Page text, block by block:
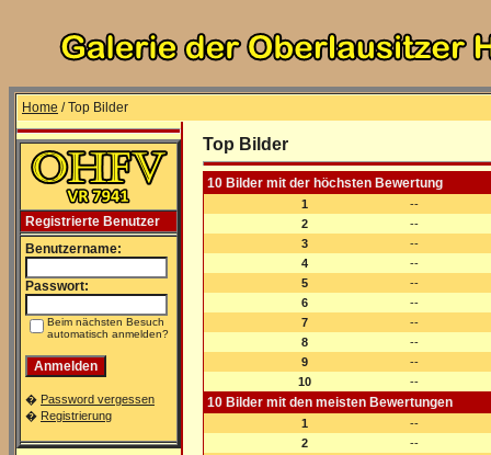
Home / Top Bilder
Registrierte Benutzer
Benutzername:
Passwort:
Beim nächsten Besuch
automatisch anmelden?
� Password vergessen
� Registrierung
Top Bilder
10 Bilder mit der höchsten Bewertung
1
--
2
--
3
--
4
--
5
--
6
--
7
--
8
--
9
--
10
--
10 Bilder mit den meisten Bewertungen
1
--
2
--